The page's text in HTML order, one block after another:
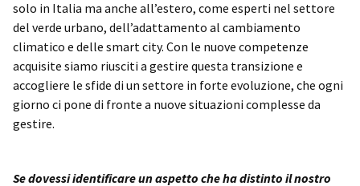
solo in Italia ma anche all’estero, come esperti nel settore
del verde urbano, dell’adattamento al cambiamento
climatico e delle smart city. Con le nuove competenze
acquisite siamo riusciti a gestire questa transizione e
accogliere le sfide di un settore in forte evoluzione, che ogni
giorno ci pone di fronte a nuove situazioni complesse da
gestire.
Se dovessi identificare un aspetto che ha distinto il nostro